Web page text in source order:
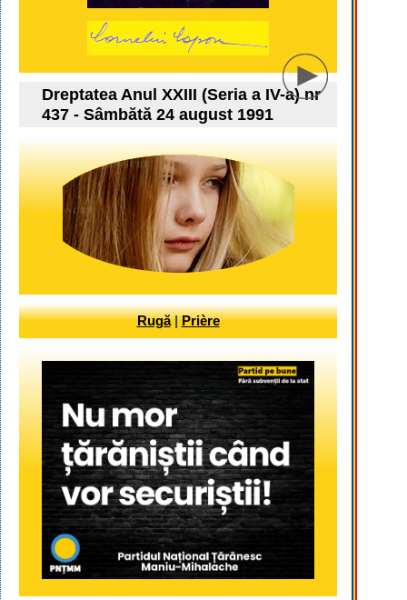
Dreptatea Anul XXIII (Seria a IV-a) nr
437 - Sâmbătă 24 august 1991
Rugă|Prière